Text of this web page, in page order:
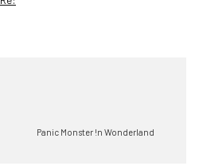
Panic Monster !n Wonderland